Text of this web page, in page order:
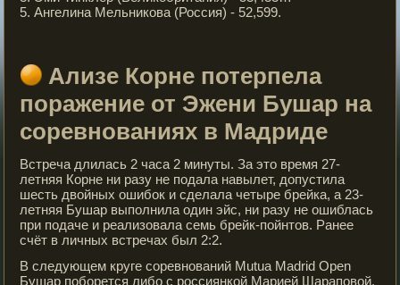
5. Ангелина Мельникова (Россия) - 52,599.
Ализе Корне потерпела
поражение от Эжени Бушар на
соревнованиях в Мадриде
Встреча длилась 2 часа 2 минуты. За это время 27-
летняя Корне ни разу не подала навылет, допустила
шесть двойных ошибок и сделала четыре брейка, а 23-
летняя Бушар выполнила один эйс, ни разу не ошиблась
при подаче и реализовала семь брейк-пойнтов. Ранее
счёт в личных встречах был 2:2.
В следующем круге соревнований Mutua Madrid Open
Бушар поборется либо с россиянкой Марией Шараповой,